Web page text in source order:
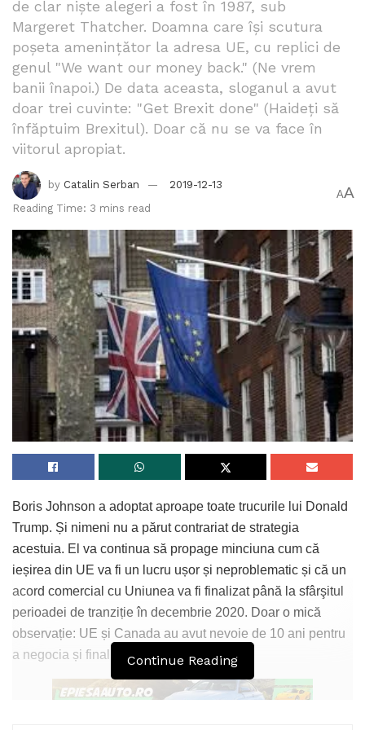
izabela stanescu la lega legi anti-imigranti
matteo salvini miscare civica nationalism
proteste roma Roma sardinele
de clar niște alegeri a fost în 1987, sub
Margeret Thatcher. Doamna care își scutura
poșeta amenințător la adresa UE, cu replici de
genul "We want our money back." (Ne vrem
banii înapoi.) De data aceasta, sloganul a avut
doar trei cuvinte: "Get Brexit done" (Haideţi să
înfăptuim Brexitul). Doar că nu se va face în
viitorul apropiat.
by Catalin Serban
2019-12-13
Reading Time: 3 mins read
AA
Boris Johnson a adoptat aproape toate trucurile lui Donald
Trump. Și nimeni nu a părut contrariat de strategia
acestuia. El va continua să propage minciuna cum că
ieșirea din UE va fi un lucru ușor și neproblematic și că un
acord comercial cu Uniunea va fi finalizat până la sfârşitul
perioadei de tranziție în decembrie 2020. Doar o mică
observație: UE și Canada au avut nevoie de 10 ani pentru
a negocia și finaliza acordul lor comercial.
Continue Reading